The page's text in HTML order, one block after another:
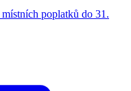
poplatků do 31.